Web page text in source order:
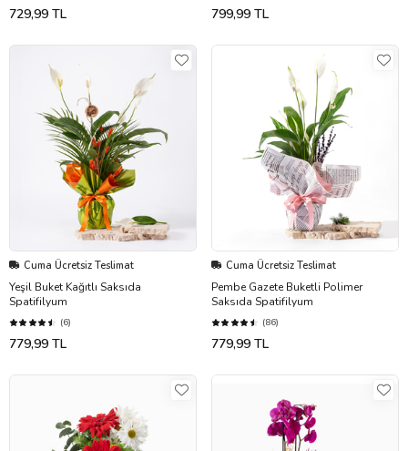
729,99 TL 799,99 TL
Cuma Ücretsiz Teslimat
Yeşil Buket Kağıtlı Saksıda
Spatifilyum
(6)
779,99 TL
Cuma Ücretsiz Teslimat
Pembe Gazete Buketli Polimer
Saksıda Spatifilyum
(86)
779,99 TL